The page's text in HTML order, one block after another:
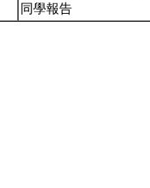
同學報告